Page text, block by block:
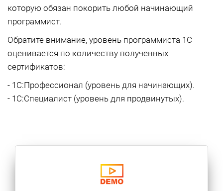
которую обязан покорить любой начинающий
программист.
Обратите внимание, уровень программиста 1С
оценивается по количеству полученных
сертификатов:
- 1С:Профессионал (уровень для начинающих).
- 1С:Специалист (уровень для продвинутых).